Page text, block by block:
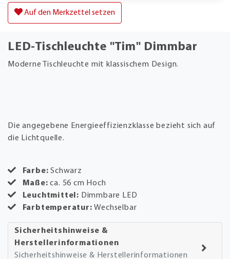
Auf den Merkzettel setzen
LED-Tischleuchte "Tim" Dimmbar
Moderne Tischleuchte mit klassischem Design.
Die angegebene Energieeffizienzklasse bezieht sich auf
die Lichtquelle.
Farbe: Schwarz
Maße:ca. 56 cm Hoch
Leuchtmittel: Dimmbare LED
Farbtemperatur:Wechselbar
Sicherheitshinweise &
Herstellerinformationen
Sicherheitshinweise & Herstellerinformationen